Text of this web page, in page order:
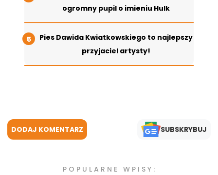
ogromny pupil o imieniu Hulk
Pies Dawida Kwiatkowskiego to najlepszy
przyjaciel artysty!
DODAJ KOMENTARZ SUBSKRYBUJ
POPULARNE WPISY: